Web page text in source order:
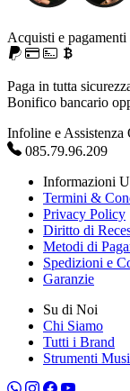
Acquisti e pagamenti
Paga in tutta
Bonifico bancario
Infoline e Assistenza
085.79.96.209
Informazioni
Termini &
Privacy Policy
Diritto di
Metodi di
Spedizioni e
Garanzie
Su di Noi
Chi Siamo
Tutti i Brand
Strumenti